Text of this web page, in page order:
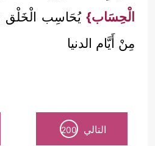
الْحِسَاب} يُحَاسِب الْخَلْق
مِنْ أَيَّام الدنيا
التالي 200